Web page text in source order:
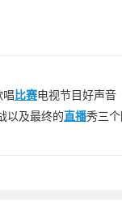
唱比赛电视节目好声音
以及最终的直播秀三